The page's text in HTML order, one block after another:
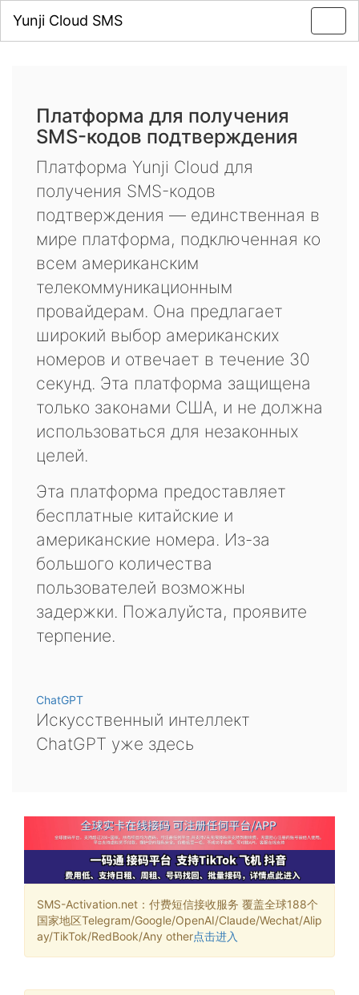
Yunji Cloud SMS
Платформа для получения
SMS-кодов подтверждения
Платформа Yunji Cloud для
получения SMS-кодов
подтверждения — единственная в
мире платформа, подключенная ко
всем американским
телекоммуникационным
провайдерам. Она предлагает
широкий выбор американских
номеров и отвечает в течение 30
секунд. Эта платформа защищена
только законами США, и не должна
использоваться для незаконных
целей.
Эта платформа предоставляет
бесплатные китайские и
американские номера. Из-за
большого количества
пользователей возможны
задержки. Пожалуйста, проявите
терпение.
ChatGPT
Искусственный интеллект
ChatGPT уже здесь
SMS-Activation.net：付费短信接收服务 覆盖全球188个
国家地区Telegram/Google/OpenAI/Claude/Wechat/Alip
ay/TikTok/RedBook/Any other点击进入